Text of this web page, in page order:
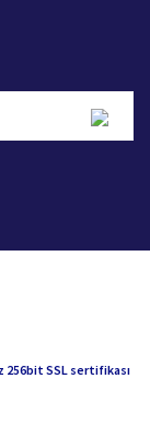
256bit SSL sertifikası